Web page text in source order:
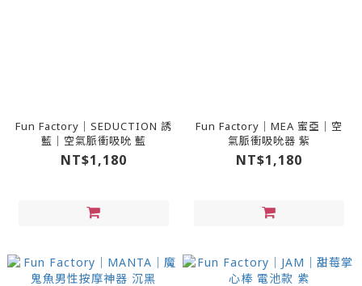
Fun Factory｜SEDUCTION 誘
藍｜空氣脈衝吸吮 藍
NT$1,180
Fun Factory｜MEA 蜜亞｜空
氣脈衝吸吮器 紫
NT$1,180